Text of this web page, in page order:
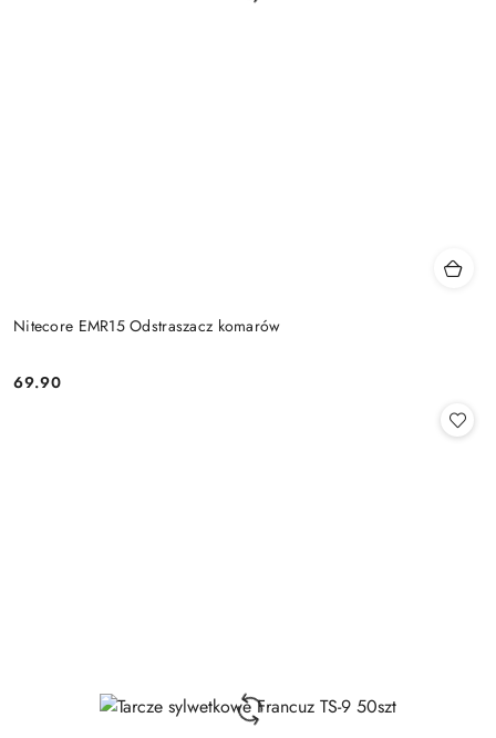
Nitecore EMR15 Odstraszacz komarów
Cena:
69.90